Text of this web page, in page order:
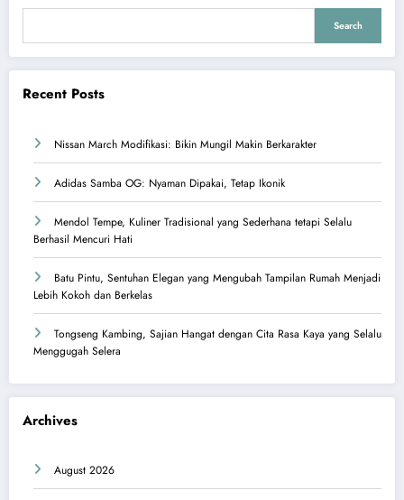
Search
Recent Posts
Nissan March Modifikasi: Bikin Mungil Makin Berkarakter
Adidas Samba OG: Nyaman Dipakai, Tetap Ikonik
Mendol Tempe, Kuliner Tradisional yang Sederhana tetapi Selalu
Berhasil Mencuri Hati
Batu Pintu, Sentuhan Elegan yang Mengubah Tampilan Rumah Menjadi
Lebih Kokoh dan Berkelas
Tongseng Kambing, Sajian Hangat dengan Cita Rasa Kaya yang Selalu
Menggugah Selera
Archives
August 2026